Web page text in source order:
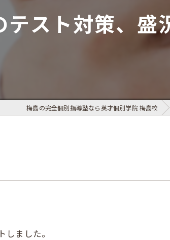
スト対策、盛
梅島の完全個別指導塾なら英才個別学院 梅島校
ました。